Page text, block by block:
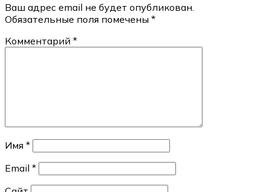
Ваш адрес email не будет опубликован.
Обязательные поля помечены *
Комментарий *
Имя *
Email *